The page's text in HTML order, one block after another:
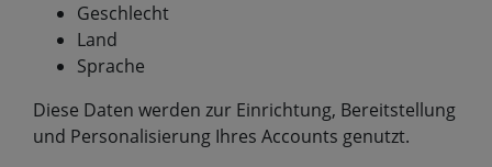
Geschlecht
Land
Sprache
Diese Daten werden zur Einrichtung, Bereitstellung
und Personalisierung Ihres Accounts genutzt.